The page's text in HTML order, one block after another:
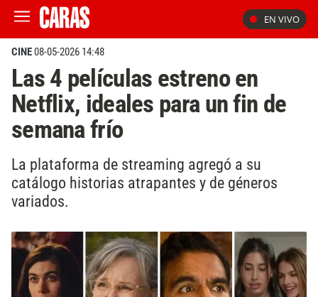
EN VIVO
CINE08-05-2026 14:48
Las 4 películas estreno en
Netflix, ideales para un fin de
semana frío
La plataforma de streaming agregó a su
catálogo historias atrapantes y de géneros
variados.